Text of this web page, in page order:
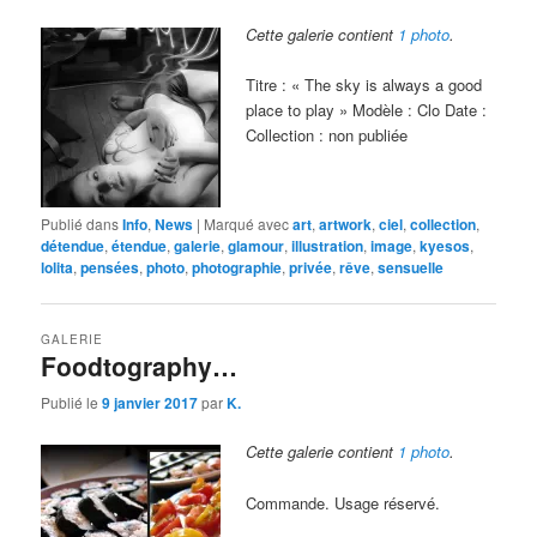
Cette galerie contient 1 photo.
Titre : « The sky is always a good
place to play » Modèle : Clo Date :
Collection : non publiée
Publié dansInfo,News | Marqué avecart,artwork,ciel,collection,
détendue,étendue,galerie,glamour,illustration,image,kyesos,
lolita,pensées,photo,photographie,privée,rêve,sensuelle
Foodtography…
GALERIE
Publié le9 janvier 2017parK.
Cette galerie contient 1 photo.
Commande. Usage réservé.